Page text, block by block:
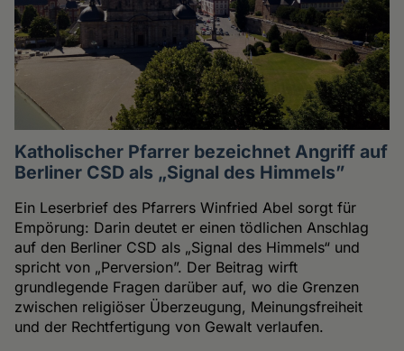
Katholischer Pfarrer bezeichnet Angriff auf
Berliner CSD als „Signal des Himmels”
Ein Leserbrief des Pfarrers Winfried Abel sorgt für
Empörung: Darin deutet er einen tödlichen Anschlag
auf den Berliner CSD als „Signal des Himmels“ und
spricht von „Perversion”. Der Beitrag wirft
grundlegende Fragen darüber auf, wo die Grenzen
zwischen religiöser Überzeugung, Meinungsfreiheit
und der Rechtfertigung von Gewalt verlaufen.